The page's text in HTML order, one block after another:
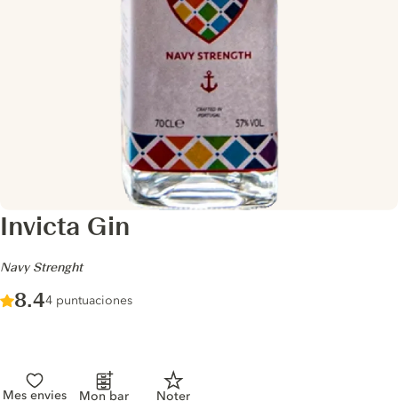
Invicta Gin
-
Navy Strenght
Score :
8.4/ 10
4 puntuaciones
Mes envies Mon bar Noter